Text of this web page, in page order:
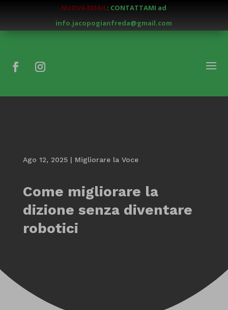
NUOVA EMAIL: CONTATTAMI ad
info.jacopogianfreda@gmail.com
Ago 12, 2025| Migliorare la Voce
Come migliorare la
dizione senza diventare
robotici